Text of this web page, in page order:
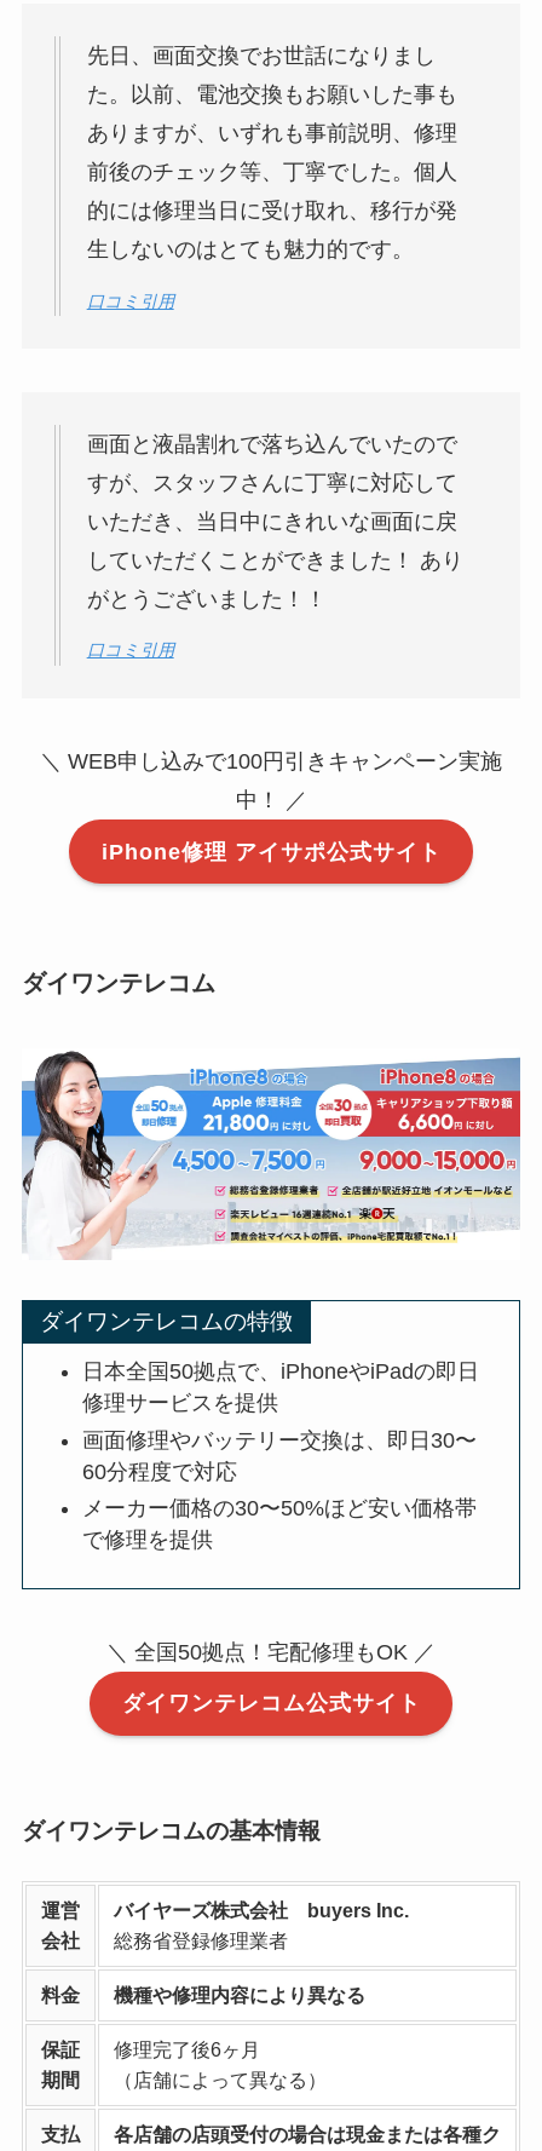
先日、画面交換でお世話になりまし
た。以前、電池交換もお願いした事も
ありますが、いずれも事前説明、修理
前後のチェック等、丁寧でした。個人
的には修理当日に受け取れ、移行が発
生しないのはとても魅力的です。
口コミ引用
画面と液晶割れで落ち込んでいたので
すが、スタッフさんに丁寧に対応して
いただき、当日中にきれいな画面に戻
していただくことができました！ あり
がとうございました！！
口コミ引用
＼ WEB申し込みで100円引きキャンペーン実施
中！ ／
iPhone修理 アイサポ公式サイト
ダイワンテレコム
ダイワンテレコムの特徴
日本全国50拠点で、iPhoneやiPadの即日
修理サービスを提供
画面修理やバッテリー交換は、即日30〜
60分程度で対応
メーカー価格の30〜50%ほど安い価格帯
で修理を提供
＼ 全国50拠点！宅配修理もOK ／
ダイワンテレコム公式サイト
ダイワンテレコムの基本情報
運営
会社
バイヤーズ株式会社 buyers Inc.
総務省登録修理業者
料金 機種や修理内容により異なる
保証
期間
修理完了後6ヶ月
（店舗によって異なる）
支払 各店舗の店頭受付の場合は現金または各種ク